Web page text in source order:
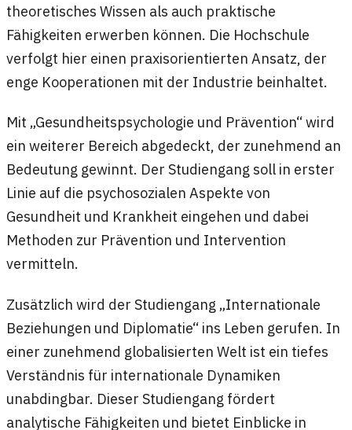
theoretisches Wissen als auch praktische
Fähigkeiten erwerben können. Die Hochschule
verfolgt hier einen praxisorientierten Ansatz, der
enge Kooperationen mit der Industrie beinhaltet.
Mit „Gesundheitspsychologie und Prävention“ wird
ein weiterer Bereich abgedeckt, der zunehmend an
Bedeutung gewinnt. Der Studiengang soll in erster
Linie auf die psychosozialen Aspekte von
Gesundheit und Krankheit eingehen und dabei
Methoden zur Prävention und Intervention
vermitteln.
Zusätzlich wird der Studiengang „Internationale
Beziehungen und Diplomatie“ ins Leben gerufen. In
einer zunehmend globalisierten Welt ist ein tiefes
Verständnis für internationale Dynamiken
unabdingbar. Dieser Studiengang fördert
analytische Fähigkeiten und bietet Einblicke in